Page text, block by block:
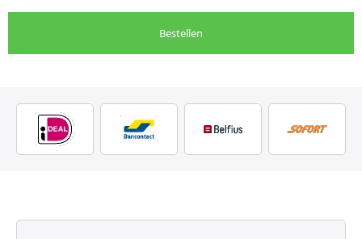
Bestellen